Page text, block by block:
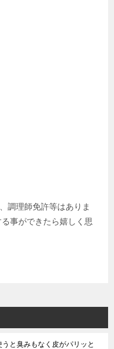
調理師免許等はありま
事ができたら嬉しく思
と臭みもなく皮がパリッと